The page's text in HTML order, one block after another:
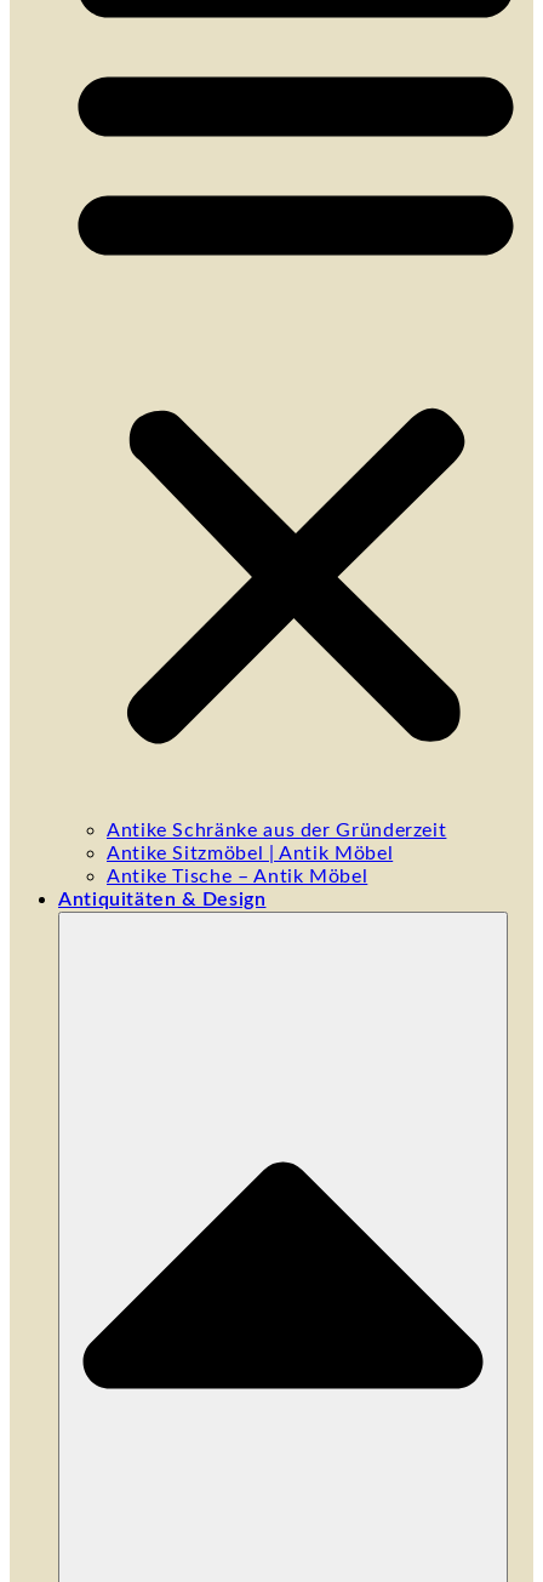
Antike Schränke aus der Gründerzeit
Antike Sitzmöbel | Antik Möbel
Antike Tische – Antik Möbel
Antiquitäten & Design